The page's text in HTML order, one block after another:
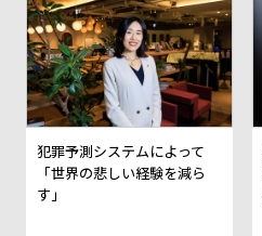
犯罪予測システムによって
「世界の悲しい経験を減ら
す」